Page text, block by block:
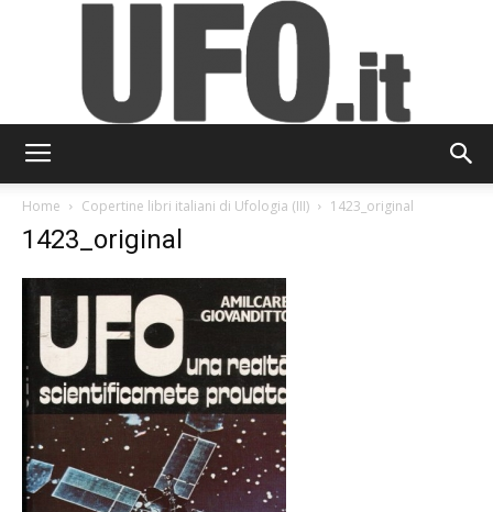
Home Copertine libri italiani di Ufologia (III) 1423_original
1423_original